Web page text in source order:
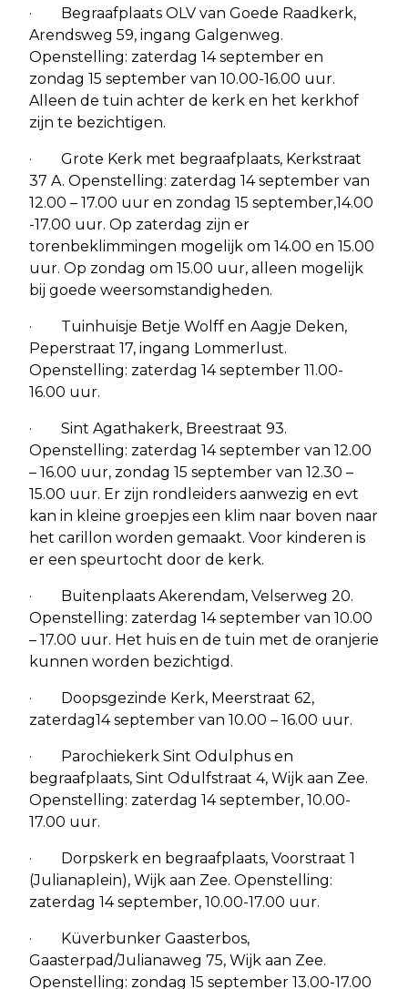
· Begraafplaats OLV van Goede Raadkerk,
Arendsweg 59, ingang Galgenweg.
Openstelling: zaterdag 14 september en
zondag 15 september van 10.00-16.00 uur.
Alleen de tuin achter de kerk en het kerkhof
zijn te bezichtigen.
· Grote Kerk met begraafplaats, Kerkstraat
37 A. Openstelling: zaterdag 14 september van
12.00 – 17.00 uur en zondag 15 september,14.00
-17.00 uur. Op zaterdag zijn er
torenbeklimmingen mogelijk om 14.00 en 15.00
uur. Op zondag om 15.00 uur, alleen mogelijk
bij goede weersomstandigheden.
· Tuinhuisje Betje Wolff en Aagje Deken,
Peperstraat 17, ingang Lommerlust.
Openstelling: zaterdag 14 september 11.00-
16.00 uur.
· Sint Agathakerk, Breestraat 93.
Openstelling: zaterdag 14 september van 12.00
– 16.00 uur, zondag 15 september van 12.30 –
15.00 uur. Er zijn rondleiders aanwezig en evt
kan in kleine groepjes een klim naar boven naar
het carillon worden gemaakt. Voor kinderen is
er een speurtocht door de kerk.
· Buitenplaats Akerendam, Velserweg 20.
Openstelling: zaterdag 14 september van 10.00
– 17.00 uur. Het huis en de tuin met de oranjerie
kunnen worden bezichtigd.
· Doopsgezinde Kerk, Meerstraat 62,
zaterdag14 september van 10.00 – 16.00 uur.
· Parochiekerk Sint Odulphus en
begraafplaats, Sint Odulfstraat 4, Wijk aan Zee.
Openstelling: zaterdag 14 september, 10.00-
17.00 uur.
· Dorpskerk en begraafplaats, Voorstraat 1
(Julianaplein), Wijk aan Zee. Openstelling:
zaterdag 14 september, 10.00-17.00 uur.
· Küverbunker Gaasterbos,
Gaasterpad/Julianaweg 75, Wijk aan Zee.
Openstelling: zondag 15 september 13.00-17.00